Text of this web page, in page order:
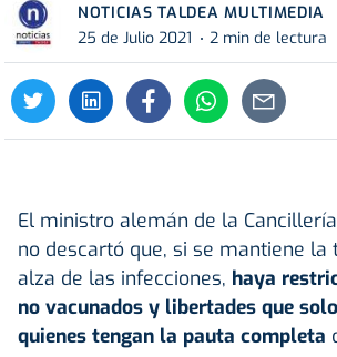
NOTICIAS TALDEA MULTIMEDIA
25 de Julio 2021
2 min de lectura
El ministro alemán de la
no descartó que, si se mantiene la
alza de las infecciones, haya
no vacunados y libertades que
quienes tengan la pauta completa